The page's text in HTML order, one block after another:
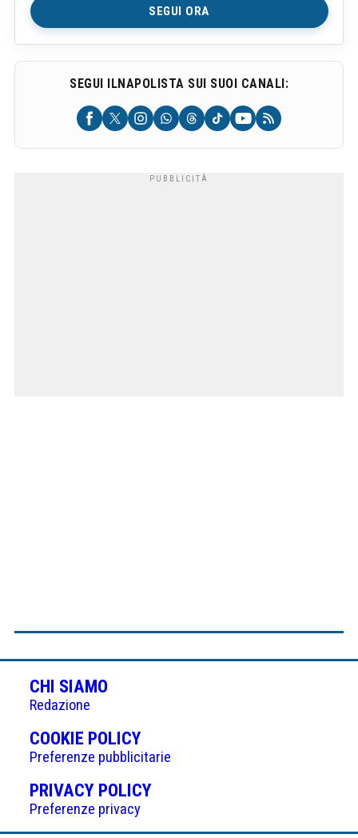
SEGUI ORA
SEGUI ILNAPOLISTA SUI SUOI CANALI:
CHI SIAMO
Redazione
COOKIE POLICY(APRE
IN
UNA
NUOVA
Preferenze pubblicitarie
PRIVACY POLICY(APRE
UNA
Preferenze privacy